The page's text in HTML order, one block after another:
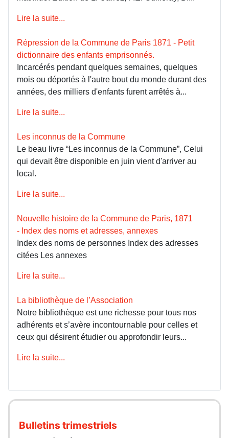
Lire la suite...
Répression de la Commune de Paris 1871 - Petit
dictionnaire des enfants emprisonnés.
Incarcérés pendant quelques semaines, quelques
mois ou déportés à l'autre bout du monde durant des
années, des milliers d'enfants furent arrêtés à...
Lire la suite...
Les inconnus de la Commune
Le beau livre “Les inconnus de la Commune”, Celui
qui devait être disponible en juin vient d'arriver au
local.
Lire la suite...
Nouvelle histoire de la Commune de Paris, 1871
- Index des noms et adresses, annexes
Index des noms de personnes Index des adresses
citées Les annexes
Lire la suite...
La bibliothèque de l’Association
Notre bibliothèque est une richesse pour tous nos
adhérents et s’avère incontournable pour celles et
ceux qui désirent étudier ou approfondir leurs...
Lire la suite...
Bulletins trimestriels